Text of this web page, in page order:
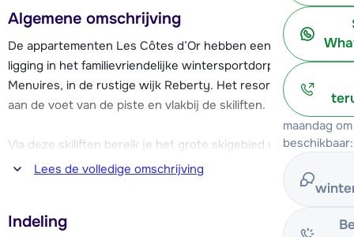
maandag
beschikbaar:
Algemene omschrijving
De appartementen Les Côtes d’Or hebben een gunstige
ligging in het familievriendelijke wintersportdorp Les
Menuires, in de rustige wijk Reberty. Het resort ligt namelijk
aan de voet van de piste en vlakbij de skiliften.
Via deze skiliften bereik je het grote skigebied van Les Trois
Vallées met ca. 600 kilometer aan piste. Het centrum van
Les Menuires ligt op ca. 600 meter, hier vind je alle
benodigde faciliteiten. Zo zijn er diverse restaurants,
winkels, supermarkten een skischool en gezellige aprés-ski
Lees de volledige omschrijving
Indeling